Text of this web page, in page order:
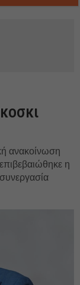
ανακοίνωση
η